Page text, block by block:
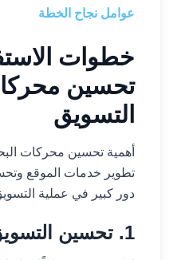
عوامل نجاح الخطة
خطوات
تحسين
التسويق
أهمية تحسين محركات
تطوير خدمات الموقع
دور كبير في عملية
1. تحسين التسويق المحلي